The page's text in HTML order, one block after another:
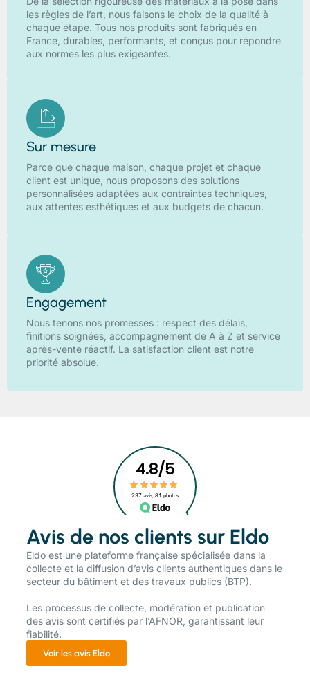
les règles de l’art, nous faisons le choix de la qualité à
chaque étape. Tous nos produits sont fabriqués en
France, durables, performants, et conçus pour répondre
aux normes les plus exigeantes.
Sur mesure
Parce que chaque maison, chaque projet et chaque
client est unique, nous proposons des solutions
personnalisées adaptées aux contraintes techniques,
aux attentes esthétiques et aux budgets de chacun.
Engagement
Nous tenons nos promesses : respect des délais,
finitions soignées, accompagnement de A à Z et service
après-vente réactif. La satisfaction client est notre
priorité absolue.
Avis de nos clients sur Eldo
​Eldo est une plateforme française spécialisée dans la
collecte et la diffusion d’avis clients authentiques dans le
secteur du bâtiment et des travaux publics (BTP).
Les processus de collecte, modération et publication
des avis sont certifiés par l’AFNOR, garantissant leur
fiabilité.
Voir les avis Eldo